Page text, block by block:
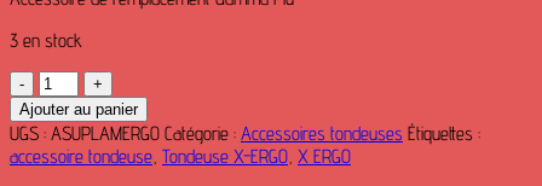
3 en stock
quantité
de
Support
lame
tondeuses
Ajouter au panier
UGS : ASUPLAMERGO Catégorie : Accessoires tondeuses Étiquettes :
accessoire tondeuse, Tondeuse X-ERGO, X ERGO